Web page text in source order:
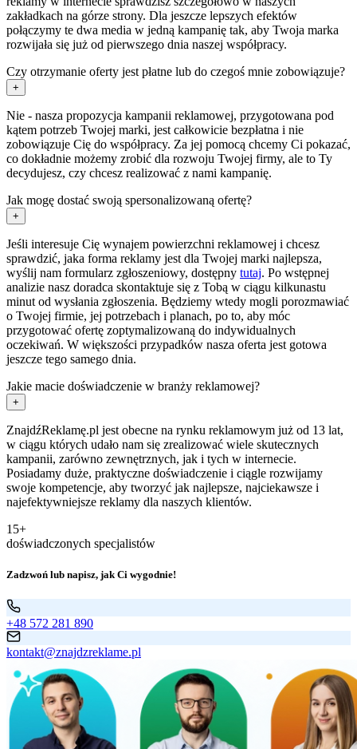
zakładkach na górze strony. Dla jeszcze lepszych efektów
połączymy te dwa media w jedną kampanię tak, aby Twoja marka
rozwijała się już od pierwszego dnia naszej współpracy.
Czy otrzymanie oferty jest płatne lub do czegoś mnie zobowiązuje?
+
Nie - nasza propozycja kampanii reklamowej, przygotowana pod
kątem potrzeb Twojej marki, jest całkowicie bezpłatna i nie
zobowiązuje Cię do współpracy. Za jej pomocą chcemy Ci pokazać,
co dokładnie możemy zrobić dla rozwoju Twojej firmy, ale to Ty
decydujesz, czy chcesz realizować z nami kampanię.
Jak mogę dostać swoją spersonalizowaną ofertę?
+
Jeśli interesuje Cię wynajem powierzchni reklamowej i chcesz
sprawdzić, jaka forma reklamy jest dla Twojej marki najlepsza,
wyślij nam formularz zgłoszeniowy, dostępny tutaj. Po wstępnej
analizie nasz doradca skontaktuje się z Tobą w ciągu kilkunastu
minut od wysłania zgłoszenia. Będziemy wtedy mogli porozmawiać
o Twojej firmie, jej potrzebach i planach, po to, aby móc
przygotować ofertę zoptymalizowaną do indywidualnych
oczekiwań. W większości przypadków nasza oferta jest gotowa
jeszcze tego samego dnia.
Jakie macie doświadczenie w branży reklamowej?
+
ZnajdźReklamę.pl jest obecne na rynku reklamowym już od 13 lat,
w ciągu których udało nam się zrealizować wiele skutecznych
kampanii, zarówno zewnętrznych, jak i tych w internecie.
Posiadamy duże, praktyczne doświadczenie i ciągle rozwijamy
swoje kompetencje, aby tworzyć jak najlepsze, najciekawsze i
najefektywniejsze reklamy dla naszych klientów.
15+
doświadczonych specjalistów
Zadzwoń lub napisz, jak Ci wygodnie!
+48 572 281 890
kontakt@znajdzreklame.pl